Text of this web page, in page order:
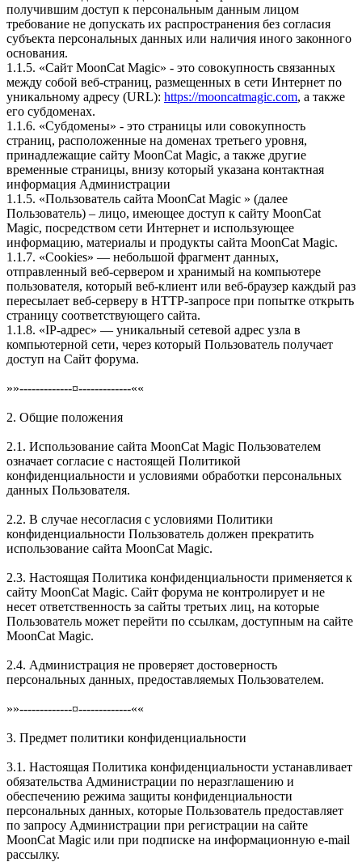
получившим доступ к персональным данным лицом
требование не допускать их распространения без согласия
субъекта персональных данных или наличия иного законного
основания.
1.1.5. «Сайт MoonCat Magic» - это совокупность связанных
между собой веб-страниц, размещенных в сети Интернет по
уникальному адресу (URL): https://mooncatmagic.com, а также
его субдоменах.
1.1.6. «Субдомены» - это страницы или совокупность
страниц, расположенные на доменах третьего уровня,
принадлежащие сайту MoonCat Magic, а также другие
временные страницы, внизу который указана контактная
информация Администрации
1.1.5. «Пользователь сайта MoonCat Magic » (далее
Пользователь) – лицо, имеющее доступ к сайту MoonCat
Magic, посредством сети Интернет и использующее
информацию, материалы и продукты сайта MoonCat Magic.
1.1.7. «Cookies» — небольшой фрагмент данных,
отправленный веб-сервером и хранимый на компьютере
пользователя, который веб-клиент или веб-браузер каждый раз
пересылает веб-серверу в HTTP-запросе при попытке открыть
страницу соответствующего сайта.
1.1.8. «IP-адрес» — уникальный сетевой адрес узла в
компьютерной сети, через который Пользователь получает
доступ на Сайт форума.
»»-------------¤-------------««
2. Общие положения
2.1. Использование сайта MoonCat Magic Пользователем
означает согласие с настоящей Политикой
конфиденциальности и условиями обработки персональных
данных Пользователя.
2.2. В случае несогласия с условиями Политики
конфиденциальности Пользователь должен прекратить
использование сайта MoonCat Magic.
2.3. Настоящая Политика конфиденциальности применяется к
сайту MoonCat Magic. Сайт форума не контролирует и не
несет ответственность за сайты третьих лиц, на которые
Пользователь может перейти по ссылкам, доступным на сайте
MoonCat Magic.
2.4. Администрация не проверяет достоверность
персональных данных, предоставляемых Пользователем.
»»-------------¤-------------««
3. Предмет политики конфиденциальности
3.1. Настоящая Политика конфиденциальности устанавливает
обязательства Администрации по неразглашению и
обеспечению режима защиты конфиденциальности
персональных данных, которые Пользователь предоставляет
по запросу Администрации при регистрации на сайте
MoonCat Magic или при подписке на информационную e-mail
рассылку.